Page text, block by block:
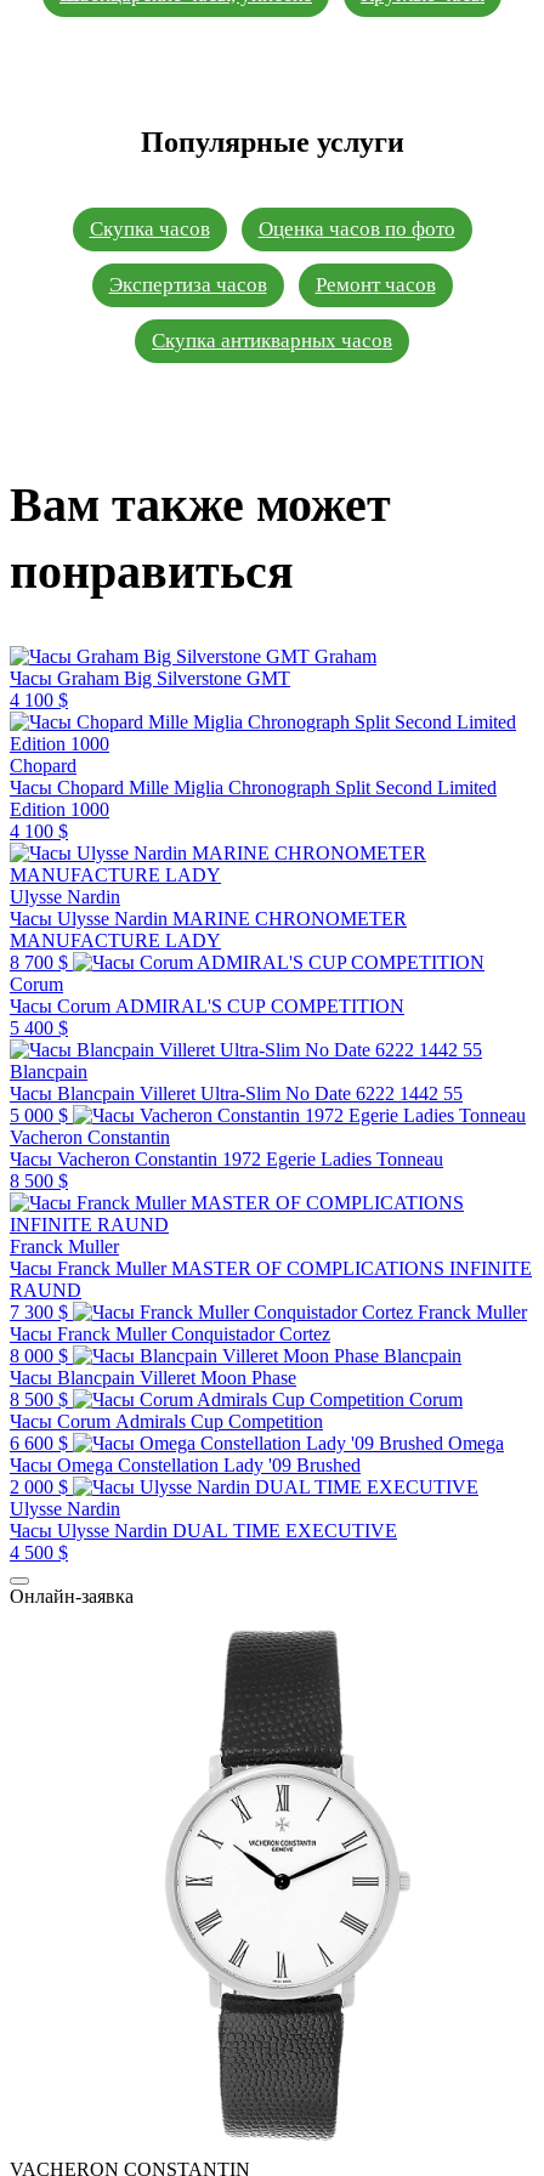
Популярные услуги
Скупка часов Оценка часов по фото
Экспертиза часов Ремонт часов
Скупка антикварных часов
Вам также может
понравиться
Graham
Часы Graham Big Silverstone GMT
4 100 $
Chopard
Часы Chopard Mille Miglia Chronograph Split Second Limited
Edition 1000
4 100 $
Ulysse Nardin
Часы Ulysse Nardin MARINE CHRONOMETER
MANUFACTURE LADY
8 700 $
Corum
Часы Corum ADMIRAL'S CUP COMPETITION
5 400 $
Blancpain
Часы Blancpain Villeret Ultra-Slim No Date 6222 1442 55
5 000 $
Vacheron Constantin
Часы Vacheron Constantin 1972 Egerie Ladies Tonneau
8 500 $
Franck Muller
Часы Franck Muller MASTER OF COMPLICATIONS INFINITE
RAUND
7 300 $
Franck Muller
Часы Franck Muller Conquistador Cortez
8 000 $
Blancpain
Часы Blancpain Villeret Moon Phase
8 500 $
Corum
Часы Corum Admirals Cup Competition
6 600 $
Omega
Часы Omega Constellation Lady '09 Brushed
2 000 $
Ulysse Nardin
Часы Ulysse Nardin DUAL TIME EXECUTIVE
4 500 $
Онлайн-заявка
VACHERON CONSTANTIN